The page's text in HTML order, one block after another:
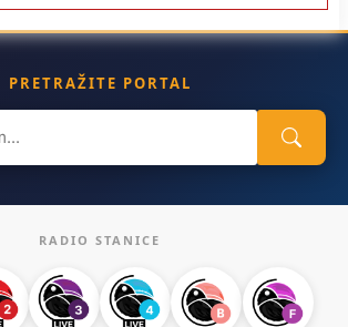
PRETRAŽITE PORTAL
RADIO STANICE